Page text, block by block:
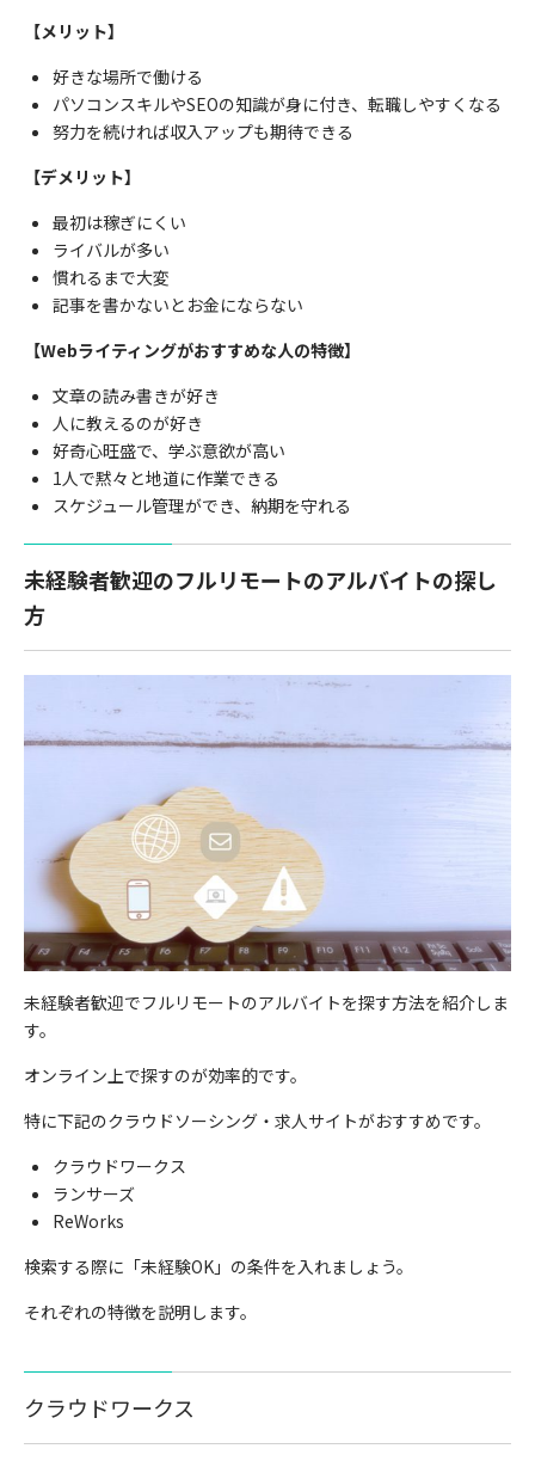
【メリット】
好きな場所で働ける
パソコンスキルやSEOの知識が身に付き、転職しやすくなる
努力を続ければ収入アップも期待できる
【デメリット】
最初は稼ぎにくい
ライバルが多い
慣れるまで大変
記事を書かないとお金にならない
【Webライティングがおすすめな人の特徴】
文章の読み書きが好き
人に教えるのが好き
好奇心旺盛で、学ぶ意欲が高い
1人で黙々と地道に作業できる
スケジュール管理ができ、納期を守れる
未経験者歓迎のフルリモートのアルバイトの探し
方
未経験者歓迎でフルリモートのアルバイトを探す方法を紹介しま
す。
オンライン上で探すのが効率的です。
特に下記のクラウドソーシング・求人サイトがおすすめです。
クラウドワークス
ランサーズ
ReWorks
検索する際に「未経験OK 」の条件を入れましょう。
それぞれの特徴を説明します。
クラウドワークス